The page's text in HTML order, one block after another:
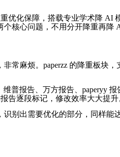
化保障，搭载专业学术降
核心问题，不用分开降重再降
常麻烦。paperzz 的降重板块
普报告、万方报告、paperyy
告逐段标记，修改效率大大提升
别出需要优化的部分，同样